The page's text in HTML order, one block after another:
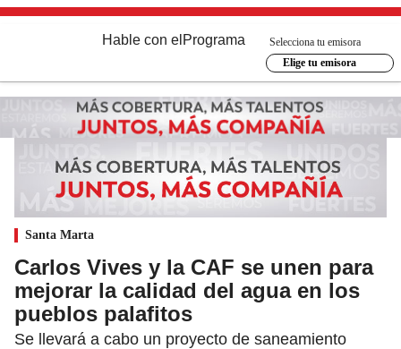
Hable con el Programa
Selecciona tu emisora
Elige tu emisora
Santa Marta
Carlos Vives y la CAF se unen para
mejorar la calidad del agua en los
pueblos palafitos
Se llevará a cabo un proyecto de saneamiento